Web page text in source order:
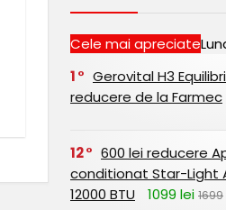
Cele mai apreciate
1
Gerovital H3
reducere de la Farmec
12
600 lei reducere
conditionat Star-Light
12000 BTU
1099 lei 1699